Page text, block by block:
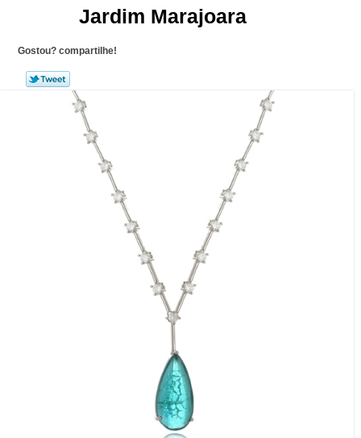
Jardim Marajoara
Gostou? compartilhe!